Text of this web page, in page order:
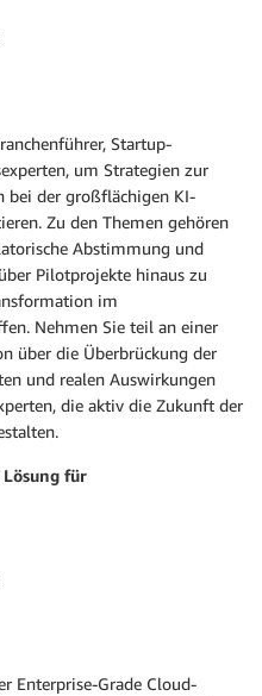
Startup-
um Strategien zur
bei der großflächigen KI-
Zu den Themen gehören
Abstimmung und
Pilotprojekte hinaus zu
im
Nehmen Sie teil an einer
über die Überbrückung der
und realen Auswirkungen
die aktiv die Zukunft der
für
Enterprise-Grade Cloud-